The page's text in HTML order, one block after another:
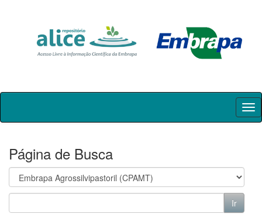
Skip
Página de Busca